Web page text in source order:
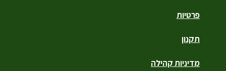
פרטיות
תקנון
מדיניות קהילה